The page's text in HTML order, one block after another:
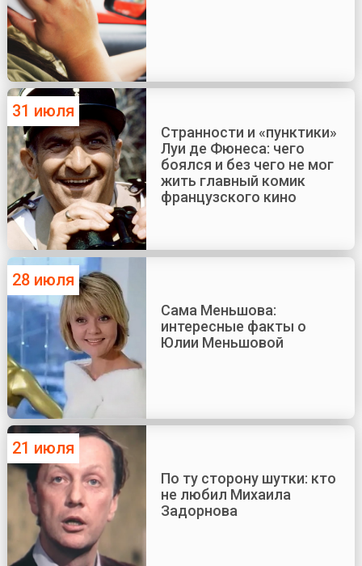
31 июля
Странности и «пунктики»
Луи де Фюнеса: чего
боялся и без чего не мог
жить главный комик
французского кино
28 июля
Сама Меньшова:
интересные факты о
Юлии Меньшовой
21 июля
По ту сторону шутки: кто
не любил Михаила
Задорнова